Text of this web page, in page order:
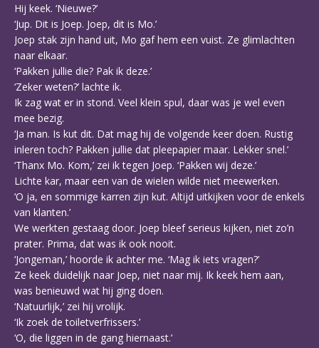
Hij keek. ‘Nieuwe?’
‘Jup. Dit is Joep. Joep, dit is Mo.’
Joep stak zijn hand uit, Mo gaf hem een vuist. Ze glimlachten
naar elkaar.
‘Pakken jullie die? Pak ik deze.’
‘Zeker weten?’ lachte ik.
Ik zag wat er in stond. Veel klein spul, daar was je wel even
mee bezig.
‘Ja man. Is kut dit. Dat mag hij de volgende keer doen. Rustig
inleren toch? Pakken jullie dat pleepapier maar. Lekker snel.’
‘Thanx Mo. Kom,’ zei ik tegen Joep. ‘Pakken wij deze.’
Lichte kar, maar een van de wielen wilde niet meewerken.
‘O ja, en sommige karren zijn kut. Altijd uitkijken voor de enkels
van klanten.’
We werkten gestaag door. Joep bleef serieus kijken, niet zo’n
prater. Prima, dat was ik ook nooit.
‘Jongeman,’ hoorde ik achter me. ‘Mag ik iets vragen?’
Ze keek duidelijk naar Joep, niet naar mij. Ik keek hem aan,
was benieuwd wat hij ging doen.
‘Natuurlijk,’ zei hij vrolijk.
‘Ik zoek de toiletverfrissers.’
‘O, die liggen in de gang hiernaast.’